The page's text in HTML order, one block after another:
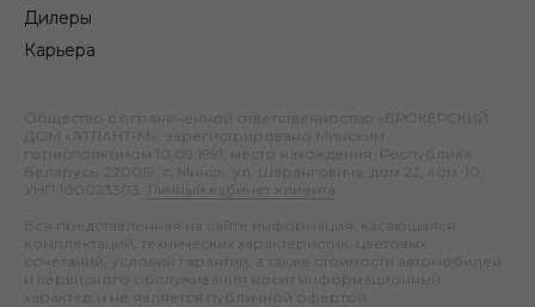
Дилеры
Карьера
Общество с ограниченной ответственностью «БРОКЕРСКИЙ
ДОМ «АТЛАНТ-М», зарегистрировано Минским
горисполкомом 10.09.1991; место нахождения: Республика
Беларусь, 220019, г. Минск, ул. Шаранговича, дом 22, ком. 10;
УНП 100023303.
Личный кабинет клиента
Вся представленная на сайте информация, касающаяся
комплектаций, технических характеристик, цветовых
сочетаний, условий гарантии, а также стоимости автомобилей
и сервисного обслуживания носит информационный
характер и не является публичной офертой.